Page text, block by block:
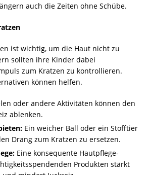
auch die Zeiten ohne Schübe.
ist wichtig, um die Haut nicht zu
sollten ihre Kinder dabei
zum Kratzen zu kontrollieren.
können helfen.
oder andere Aktivitäten können den
ablenken.
Ein weicher Ball oder ein Stofftier
Drang zum Kratzen zu ersetzen.
Eine konsequente Hautpflege-
Produkten stärkt